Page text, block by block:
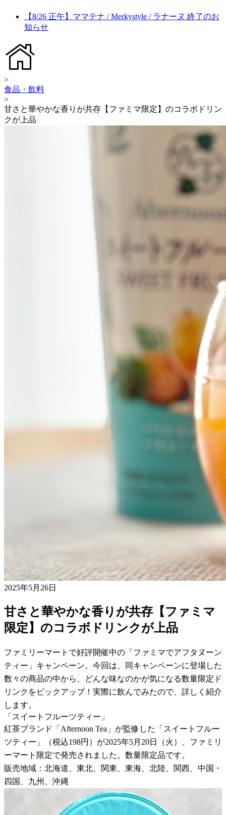
【8/26 正午】ママテナ / Merkystyle / ラナーヌ 終了のお
知らせ
>
食品・飲料
>
甘さと華やかな香りが共存【ファミマ限定】のコラボドリン
クが上品
2025年5月26日
甘さと華やかな香りが共存【ファミマ
限定】のコラボドリンクが上品
ファミリーマートで好評開催中の「ファミマでアフタヌーン
ティー」キャンペーン。今回は、同キャンペーンに登場した
数々の商品の中から、どんな味なのかが気になる数量限定ド
リンクをピックアップ！実際に飲んでみたので、詳しく紹介
します。
「スイートフルーツティー」
紅茶ブランド「Afternoon Tea」が監修した「スイートフルー
ツティー」（税込198円）が2025年5月20日（火）、ファミリ
ーマート限定で発売されました。数量限定品です。
販売地域：北海道、東北、関東、東海、北陸、関西、中国・
四国、九州、沖縄